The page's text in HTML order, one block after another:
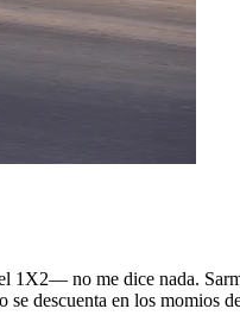
no me dice nada.
descuenta en los momios